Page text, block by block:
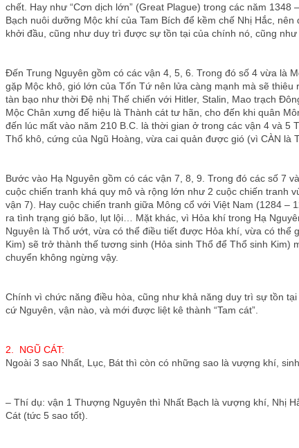
chết. Hay như “Cơn dịch lớn” (Great Plague) trong các năm
Bạch nuôi dưỡng Mộc khí của Tam Bích để kềm chế Nhị Hắc,
khởi đầu, cũng như duy trì được sự tồn tại của chính nó, cũng như
Đến Trung Nguyên gồm có các vận 4, 5, 6. Trong đó số 4 vừa là
gặp Mộc khô, gió lớn của Tốn Tứ nên lửa càng mạnh mà sẽ
tàn bạo như thời Đệ nhị Thế chiến với Hitler, Stalin, Mao trạch
Mộc Chân xưng đế hiệu là Thành cát tư hãn, cho đến khi quân
đến lúc mất vào năm 210 B.C. là thời gian ở trong các vận 4 và 5
Thổ khô, cứng của Ngũ Hoàng, vừa cai quản được gió (vì CÀN
Bước vào Hạ Nguyên gồm có các vận 7, 8, 9. Trong đó các số 7
cuộc chiến tranh khá quy mô và rộng lớn như 2 cuộc chiến tranh
vận 7). Hay cuộc chiến tranh giữa Mông cổ với Việt Nam (1284
ra tình trạng gió bão, lụt lội… Mặt khác, vì Hỏa khí trong Hạ
Nguyên là Thổ ướt, vừa có thể điều tiết được Hỏa khí, vừa có
Kim) sẽ trở thành thế tương sinh (Hỏa sinh Thổ để Thổ sinh
chuyển không ngừng vậy.
Chính vì chức năng điều hòa, cũng như khả năng duy trì sự tồn
cứ Nguyên, vận nào, và mới được liệt kê thành “Tam cát”.
2. NGŨ CÁT:
Ngoài 3 sao Nhất, Lục, Bát thì còn có những sao là vượng khí,
– Thí dụ: vận 1 Thượng Nguyên thì Nhất Bạch là vượng khí, Nhị
Cát (tức 5 sao tốt).